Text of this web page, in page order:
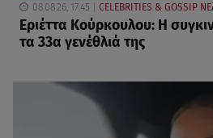
08.08.26, 17:45 CELEBRITIES & GOSSIP
Εριέττα Κούρκουλου: Η
τα 33α γενέθλιά της